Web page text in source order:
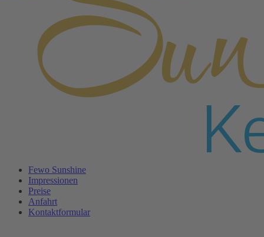
Fewo Sunshine
Impressionen
Preise
Anfahrt
Kontaktformular